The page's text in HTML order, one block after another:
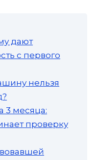
дают
с первого
нельзя
3 месяца:
проверку